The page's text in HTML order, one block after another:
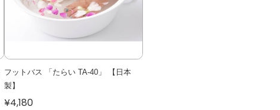
フットバス 「たらい TA-40」 【日本
製】
¥4,180